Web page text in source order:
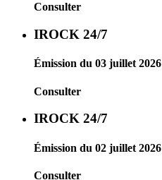
Consulter
IROCK 24/7
Émission du 03 juillet 2026
Consulter
IROCK 24/7
Émission du 02 juillet 2026
Consulter